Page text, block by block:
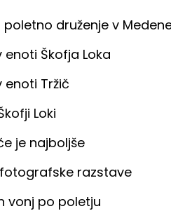
poletno druženje v
enoti Škofja Loka
enoti Tržič
Loki
je najboljše
razstave
vonj po poletju